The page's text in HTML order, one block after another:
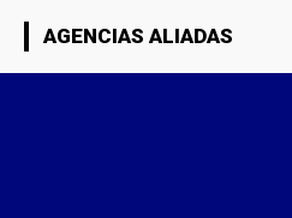
AGENCIAS ALIADAS